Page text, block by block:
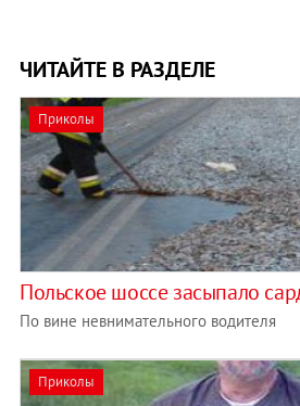
ЧИТАЙТЕ В РАЗДЕЛЕ
Приколы
Польское шоссе засыпало
По вине невнимательного водителя
Приколы